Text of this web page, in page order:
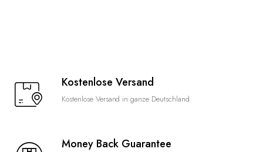
Kostenlose Versand
Kostenlose Versand in ganze Deutschland.
Money Back Guarantee